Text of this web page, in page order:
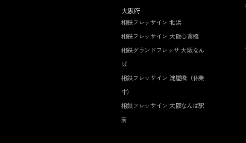
大阪府
相鉄フレッサイン 北浜
相鉄フレッサイン 大阪心斎橋
相鉄グランドフレッサ 大阪なん
ば
相鉄フレッサイン 淀屋橋（休業
中）
相鉄フレッサイン 大阪なんば駅
前